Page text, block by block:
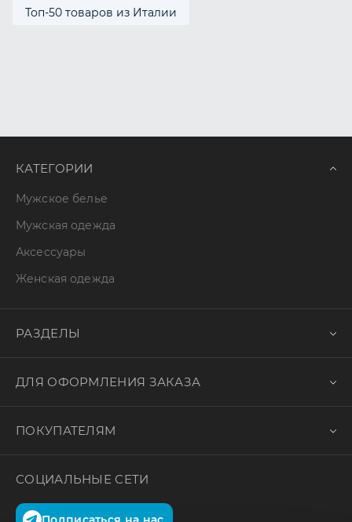
Топ-50 товаров из Италии
КАТЕГОРИИ
Мужское белье
Мужская одежда
Аксессуары
Женская одежда
РАЗДЕЛЫ
ДЛЯ ОФОРМЛЕНИЯ ЗАКАЗА
ПОКУПАТЕЛЯМ
СОЦИАЛЬНЫЕ СЕТИ